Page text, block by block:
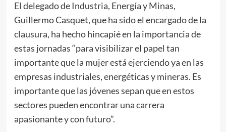
El delegado de Industria, Energía y Minas,
Guillermo Casquet, que ha sido el encargado de la
clausura, ha hecho hincapié en la importancia de
estas jornadas “para visibilizar el papel tan
importante que la mujer está ejerciendo ya en las
empresas industriales, energéticas y mineras. Es
importante que las jóvenes sepan que en estos
sectores pueden encontrar una carrera
apasionante y con futuro”.